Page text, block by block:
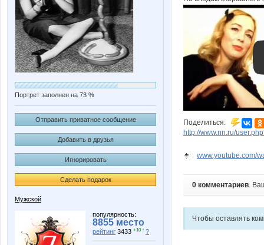
Портрет заполнен на 73 %
Отправить приватное сообщение
Добавить в друзья
Игнорировать
Сделать подарок
Мужской
популярность:
8855 место
рейтинг 3433 +10 ↑ ?
Поделиться:
http://www.nn.ru/
www.youtube.com/
0 комментариев.
Чтобы оставлять